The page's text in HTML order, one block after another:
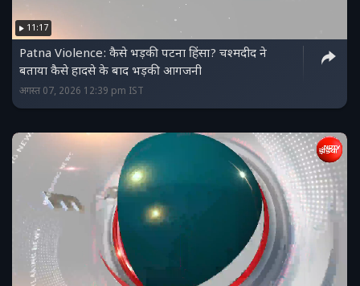
11:17
Patna Violence: कैसे भड़की पटना हिंसा? चश्मदीद ने
बताया कैसे हादसे के बाद भड़की आगजनी
अगस्त 07, 2026 12:39 pm IST